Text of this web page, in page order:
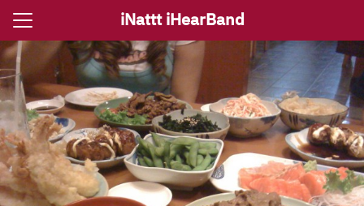
Skip
content
iNattt iHearBand
รีงานแต่ง
งานเลี้ยง
Search
for: